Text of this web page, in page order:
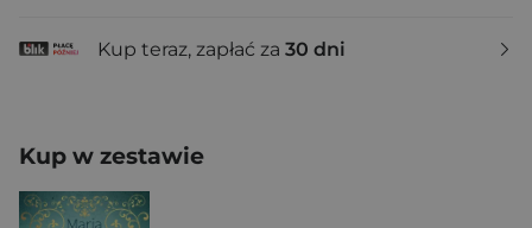
Kup teraz, zapłać za 30 dni
Kup w zestawie